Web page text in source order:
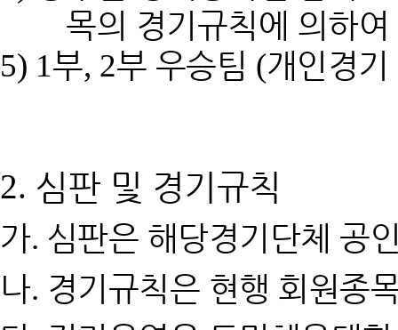
목의 경기규칙에 의하
5) 1부, 2부 우승팀 (개인경기
2. 심판 및 경기규칙
가. 심판은 해당경기단체 공
나. 경기규칙은 현행 회원종